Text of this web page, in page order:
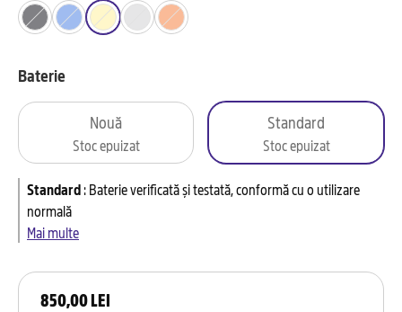
850,00 LEI
Baterie
Nouă
Stoc epuizat
Standard
Stoc epuizat
Standard:Baterie verificată și testată, conformă cu o utilizare
normală
Mai multe